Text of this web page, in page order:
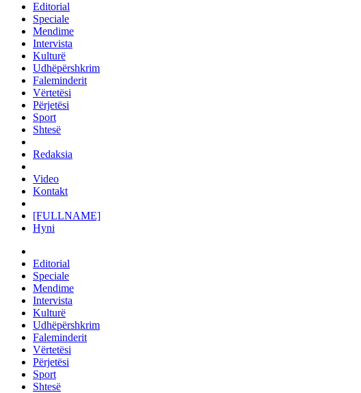
Editorial
Speciale
Mendime
Intervista
Kulturë
Udhëpërshkrim
Faleminderit
Vërtetësi
Përjetësi
Sport
Shtesë
Redaksia
Video
Kontakt
[FULLNAME]
Hyni
Editorial
Speciale
Mendime
Intervista
Kulturë
Udhëpërshkrim
Faleminderit
Vërtetësi
Përjetësi
Sport
Shtesë